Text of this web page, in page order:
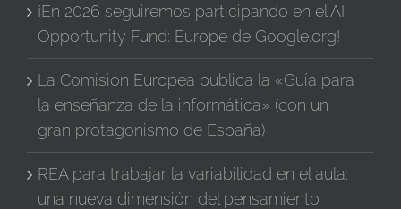
¡En 2026 seguiremos participando en el AI
Opportunity Fund: Europe de Google.org!
La Comisión Europea publica la «Guía para
la enseñanza de la informática» (con un
gran protagonismo de España)
REA para trabajar la variabilidad en el aula:
una nueva dimensión del pensamiento